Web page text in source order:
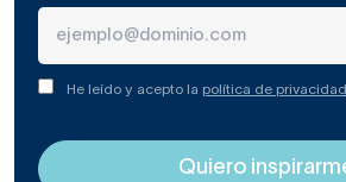
He leído y acepto la política de privacidad